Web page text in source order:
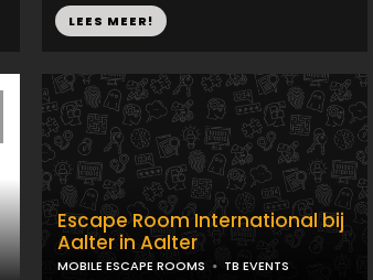
LEES MEER!
Escape Room International bij
Aalter in Aalter
MOBILE ESCAPE ROOMS TB EVENTS